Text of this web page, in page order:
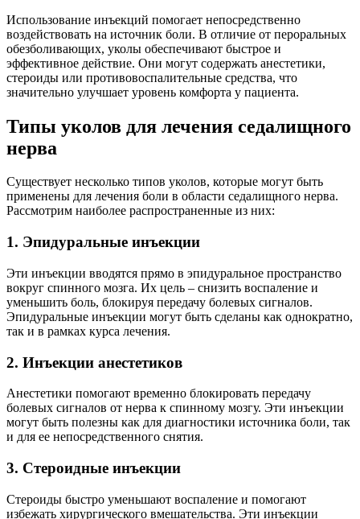
Использование инъекций помогает непосредственно
воздействовать на источник боли. В отличие от пероральных
обезболивающих, уколы обеспечивают быстрое и
эффективное действие. Они могут содержать анестетики,
стероиды или противовоспалительные средства, что
значительно улучшает уровень комфорта у пациента.
Типы уколов для лечения седалищного
нерва
Существует несколько типов уколов, которые могут быть
применены для лечения боли в области седалищного нерва.
Рассмотрим наиболее распространенные из них:
1. Эпидуральные инъекции
Эти инъекции вводятся прямо в эпидуральное пространство
вокруг спинного мозга. Их цель – снизить воспаление и
уменьшить боль, блокируя передачу болевых сигналов.
Эпидуральные инъекции могут быть сделаны как однократно,
так и в рамках курса лечения.
2. Инъекции анестетиков
Анестетики помогают временно блокировать передачу
болевых сигналов от нерва к спинному мозгу. Эти инъекции
могут быть полезны как для диагностики источника боли, так
и для ее непосредственного снятия.
3. Стероидные инъекции
Стероиды быстро уменьшают воспаление и помогают
избежать хирургического вмешательства. Эти инъекции